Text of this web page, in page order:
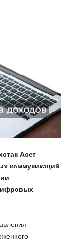
Асет
коммуникаций